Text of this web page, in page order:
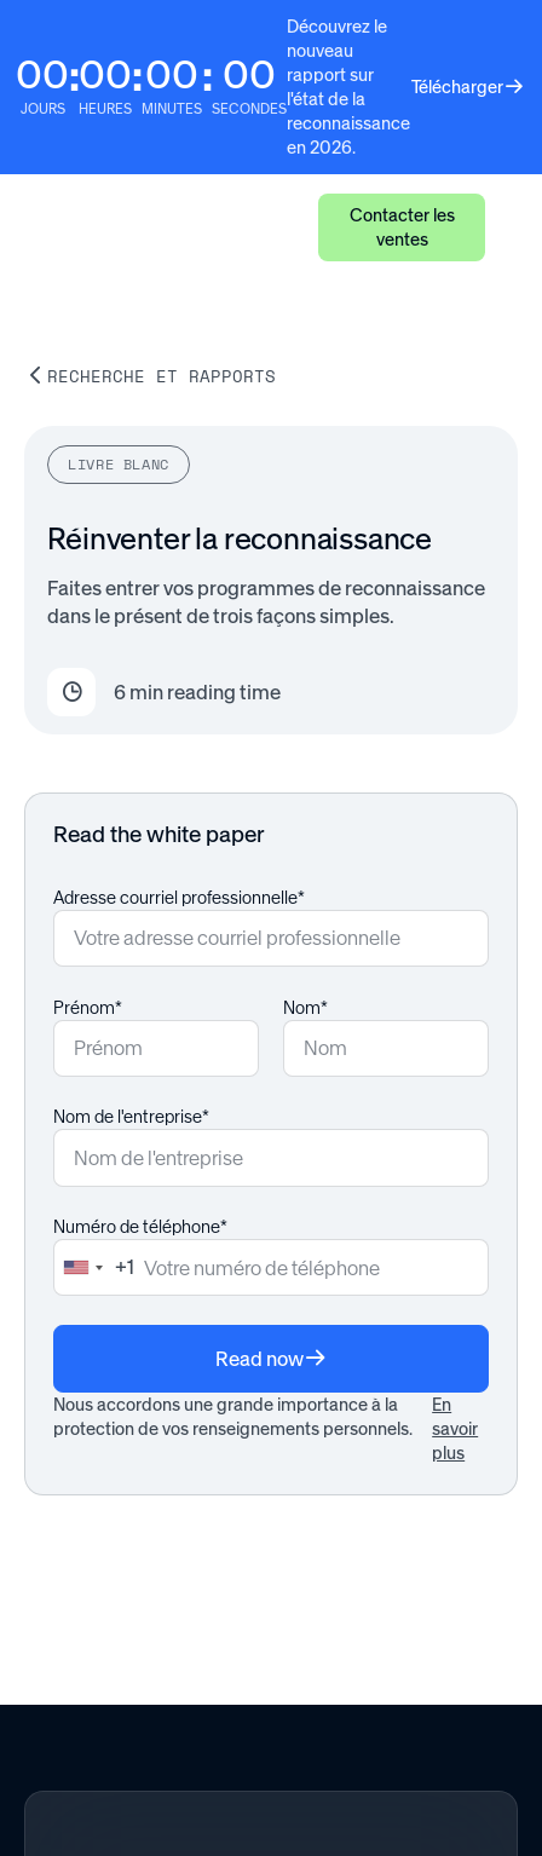
00
JOURS
:00
HEURES
:00
MINUTES
: 00
SECONDES
Découvrez le
nouveau
rapport sur
l'état de la
reconnaissance
en 2026.
Télécharger
Contacter les
ventes
RECHERCHE ET RAPPORTS
LIVRE BLANC
Réinventer la reconnaissance
Faites entrer vos programmes de reconnaissance
dans le présent de trois façons simples.
6 min reading time
Read the white paper
Adresse courriel professionnelle*
Prénom* Nom*
Nom de l'entreprise*
Numéro de téléphone*
United
States
+1
+1
Read now
Nous accordons une grande importance à la
protection de vos renseignements personnels.
En
savoir
plus